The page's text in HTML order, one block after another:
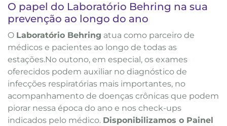
O papel do Laboratório Behring na sua
prevenção ao longo do ano
O Laboratório Behring atua como parceiro de
médicos e pacientes ao longo de todas as
estações.No outono, em especial, os exames
oferecidos podem auxiliar no diagnóstico de
infecções respiratórias mais importantes, no
acompanhamento de doenças crônicas que podem
piorar nessa época do ano e nos check-ups
indicados pelo médico. Disponibilizamos o Painel